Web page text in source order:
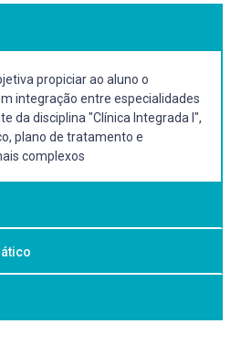
propiciar ao aluno o
integração entre especialidades
da disciplina "Clínica Integrada I",
plano de tratamento e
complexos
propiciar ao aluno o
integração entre especialidades
plano de tratamento e resolução